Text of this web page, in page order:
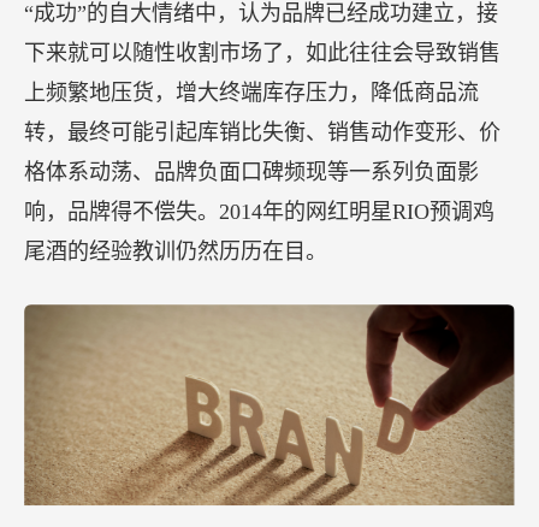
“成功”的自大情绪中，认为品牌已经成功建立，接
下来就可以随性收割市场了，如此往往会导致销售
上频繁地压货，增大终端库存压力，降低商品流
转，最终可能引起库销比失衡、销售动作变形、价
格体系动荡、品牌负面口碑频现等一系列负面影
响，品牌得不偿失。2014年的网红明星RIO预调鸡
尾酒的经验教训仍然历历在目。